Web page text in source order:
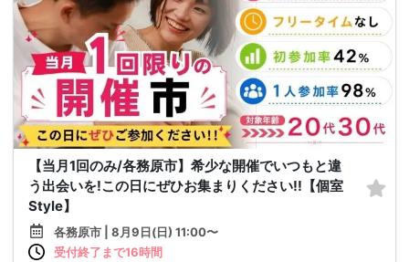
【当月1回のみ/各務原市】希少な開催でいつもと違
う出会いを!この日にぜひお集まりください!!【個室
Style】
各務原市 | 8月9日(日) 11:00〜
受付終了まで16時間